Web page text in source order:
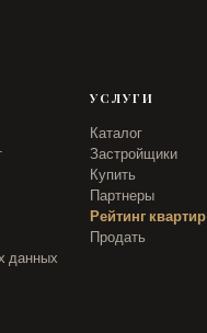
данных
УСЛУГИ
Каталог
Застройщики
Купить
Партнеры
Рейтинг квартир
Продать